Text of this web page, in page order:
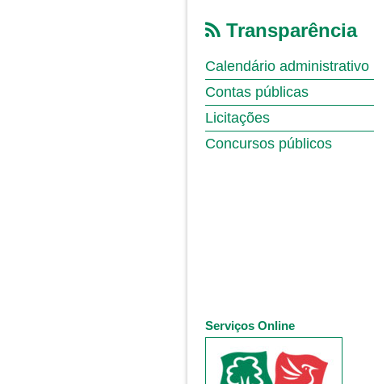
Transparência
Calendário administrativo
Contas públicas
Licitações
Concursos públicos
Serviços Online